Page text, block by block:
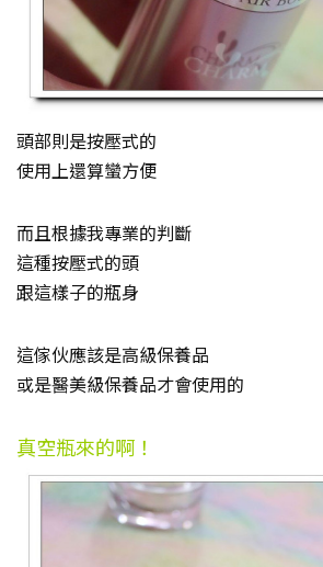
頭部則是按壓式的
使用上還算蠻方便
而且根據我專業的判斷
這種按壓式的頭
跟這樣子的瓶身
這傢伙應該是高級保養品
或是醫美級保養品才會使用的
真空瓶來的啊！